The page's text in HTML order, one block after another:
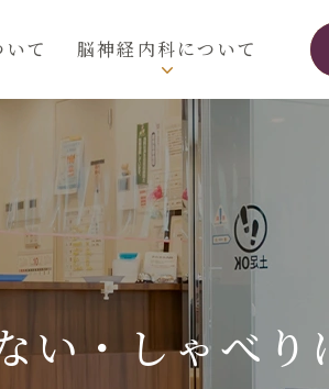
て 脳神経内科について
い・しゃべり